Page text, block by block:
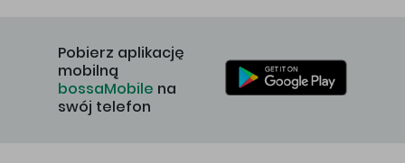
Pobierz aplikację
mobilną
bossaMobile na
swój telefon